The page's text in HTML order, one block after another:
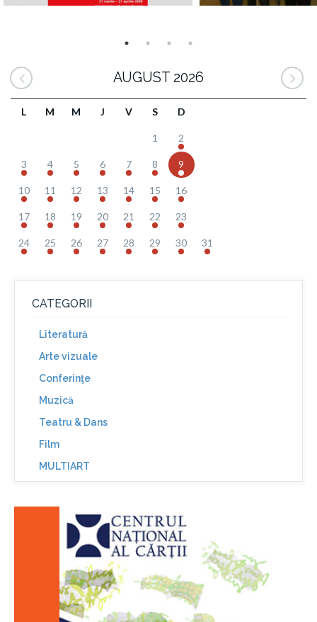
AUGUST 2026
L M M J V S D
1 2
3 4 5 6 7 8 9
10 11 12 13 14 15 16
17 18 19 20 21 22 23
24 25 26 27 28 29 30 31
CATEGORII
Literatură
Arte vizuale
Conferinţe
Muzică
Teatru & Dans
Film
MULTIART